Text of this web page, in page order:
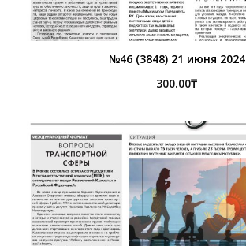
№46 (3848) 21 июня 2024
300.00₸